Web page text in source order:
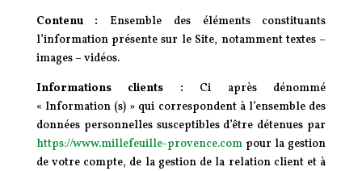
Contenu : Ensemble des éléments constituants
l’information présente sur le Site, notamment textes –
images – vidéos.
Informations clients : Ci après dénommé
« Information (s) » qui correspondent à l’ensemble des
données personnelles susceptibles d’être détenues par
https://www.millefeuille-provence.compour la gestion
de votre compte, de la gestion de la relation client et à